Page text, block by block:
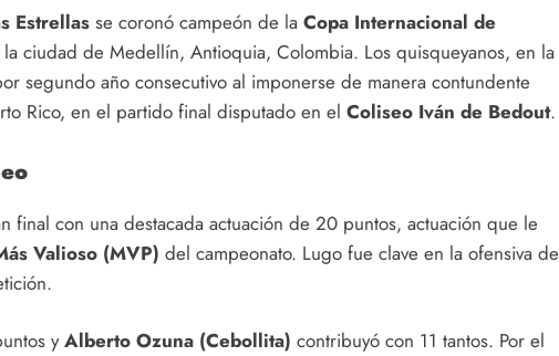
Estrellas se coronó campeón de la Copa Internacional de
ciudad de Medellín, Antioquia, Colombia. Los quisqueyanos, en la
segundo año consecutivo al imponerse de manera contundente
Rico, en el partido final disputado en el Coliseo Iván de Bedout.
final con una destacada actuación de 20 puntos, actuación que le
Valioso (MVP) del campeonato. Lugo fue clave en la ofensiva de
yAlberto Ozuna (Cebollita) contribuyó con 11 tantos. Por el